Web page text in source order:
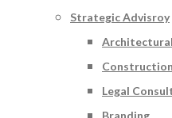
Strategic Advisroy
Architectural
Legal
Branding